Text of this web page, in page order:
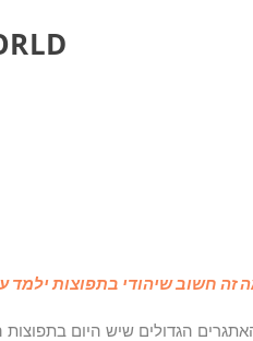
הגדולים שיש היום